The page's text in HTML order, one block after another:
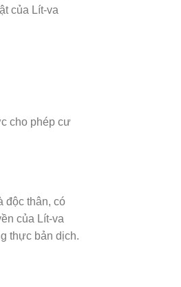
của Lít-va
cho phép cư
độc thân, có
của Lít-va
thực bản dịch.